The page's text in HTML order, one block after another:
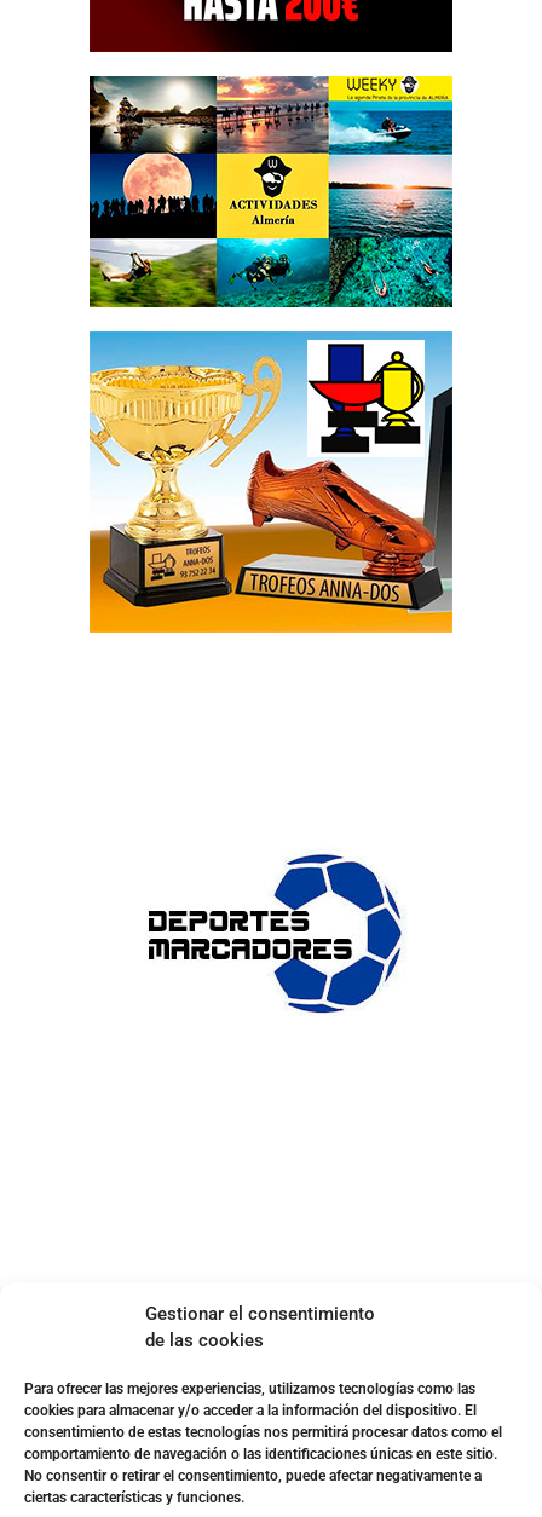
Gestionar el consentimiento
de las cookies
Para ofrecer las mejores experiencias, utilizamos tecnologías como las
cookies para almacenar y/o acceder a la información del dispositivo. El
consentimiento de estas tecnologías nos permitirá procesar datos como el
comportamiento de navegación o las identificaciones únicas en este sitio.
No consentir o retirar el consentimiento, puede afectar negativamente a
ciertas características y funciones.
Apuesta con responsabilidad